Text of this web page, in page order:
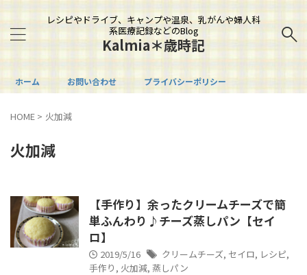
レシピやドライブ、キャンプや温泉、乳がんや婦人科
系医療記録などのBlog
Kalmia＊歳時記
ホーム お問い合わせ プライバシーポリシー
HOME > 火加減
火加減
【手作り】余ったクリームチーズで簡
単ふんわり♪チーズ蒸しパン【セイ
ロ】
2019/5/16 クリームチーズ, セイロ, レシピ,
手作り , 火加減, 蒸しパン